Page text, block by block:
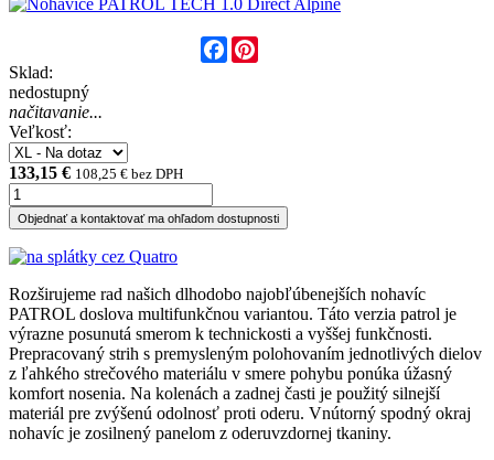
Facebook
Sklad:
nedostupný
načitavanie...
Veľkosť:
133,15 € 108,25 € bez DPH
Objednať a kontaktovať ma ohľadom dostupnosti
Rozširujeme rad našich dlhodobo najobľúbenejších nohavíc
PATROL doslova multifunkčnou variantou. Táto verzia patrol je
výrazne posunutá smerom k technickosti a vyššej funkčnosti.
Prepracovaný strih s premysleným polohovaním jednotlivých dielov
z ľahkého strečového materiálu v smere pohybu ponúka úžasný
komfort nosenia. Na kolenách a zadnej časti je použitý silnejší
materiál pre zvýšenú odolnosť proti oderu. Vnútorný spodný okraj
nohavíc je zosilnený panelom z oderuvzdornej tkaniny.